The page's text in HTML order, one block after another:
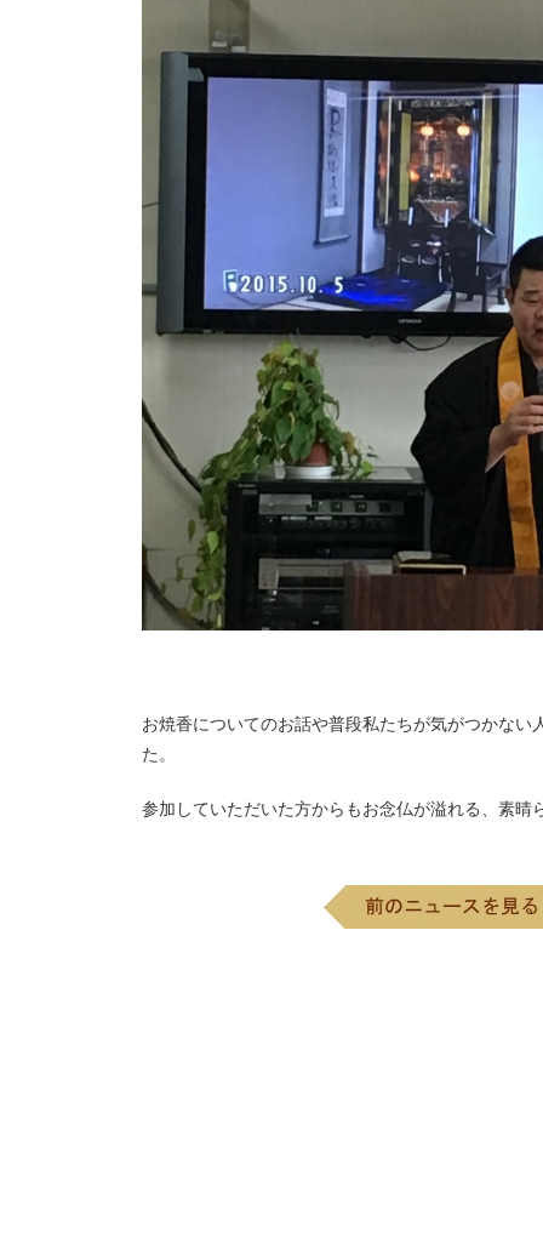
お焼香についてのお話や普段私たちが気がつかな
た。
参加していただいた方からもお念仏が溢れる、素晴